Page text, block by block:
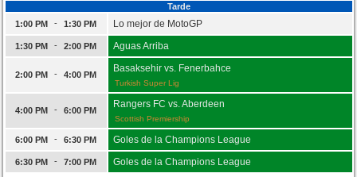
Tarde
1:00 PM
- 1:30 PM Lo mejor de MotoGP
1:30 PM - 2:00 PM Aguas Arriba
2:00 PM - 4:00 PM
Basaksehir vs. Fenerbahce
Turkish Super Lig
4:00 PM - 6:00 PM
Rangers FC vs. Aberdeen
Scottish Premiership
6:00 PM - 6:30 PM Goles de la Champions League
6:30 PM - 7:00 PM Goles de la Champions League